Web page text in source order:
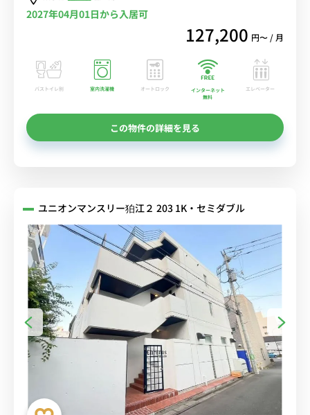
2027年04月01日から入居可
127,200 円〜 / 月
バストイレ別 室内洗濯機 オートロック
インターネット
無料
エレベーター
この物件の詳細を見る
ユニオンマンスリー狛江２ 203 1K・セミダブル